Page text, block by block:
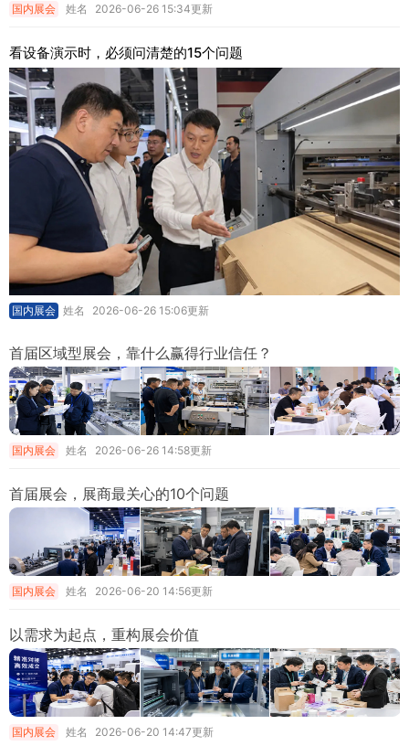
国内展会 姓名 2026-06-26 15:34更新
看设备演示时，必须问清楚的15个问题
国内展会 姓名 2026-06-26 15:06更新
首届区域型展会，靠什么赢得行业信任？
国内展会 姓名 2026-06-26 14:58更新
首届展会，展商最关心的10个问题
国内展会 姓名 2026-06-20 14:56更新
以需求为起点，重构展会价值
国内展会 姓名 2026-06-20 14:47更新